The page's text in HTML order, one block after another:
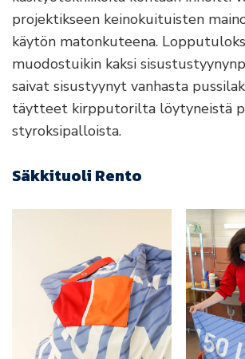
projektikseen keinokuituisten
käytön matonkuteena.
muodostuikin kaksi
saivat sisustyynyt vanhasta
täytteet kirpputorilta löytyneistä
styroksipalloista.
Säkkituoli Rento